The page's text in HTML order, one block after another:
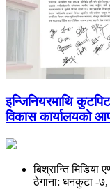
इन्जिनियरमाथि
विकास कार्यालयको
बिश्रान्ति मिडिया
ठेगाना: धनकुटा -